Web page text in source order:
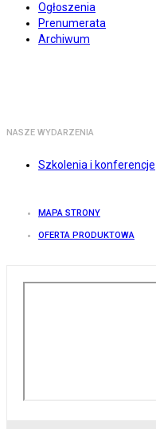
Ogłoszenia
Prenumerata
Archiwum
NASZE WYDARZENIA
Szkolenia i konferencje
MAPA STRONY
OFERTA PRODUKTOWA